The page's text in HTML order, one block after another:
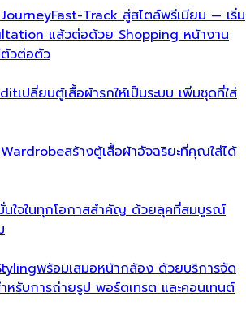
Fast-Track สู่สไตล์พรีเมียม — เริ่ม
แล้วต่อด้วย Shopping หน้างาน
วต่อตัว
เปลี่ยนตู้เสื้อผ้ารกให้เป็นระบบ เพิ่มชุดที่ใส่
สร้างตู้เสื้อผ้าอัจฉริยะที่คุณใส่ได้
นใจในทุกโอกาสสำคัญ ด้วยลุคที่สมบูรณ์
พร้อมเสมอหน้ากล้อง ด้วยบริการจัด
หรับการถ่ายรูป พอร์ตเทรต และคอนเทนต์